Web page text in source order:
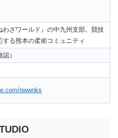
わざワールド』の中九州支部。競技
る熊本の柔術コミュニティ
）
nwwnks